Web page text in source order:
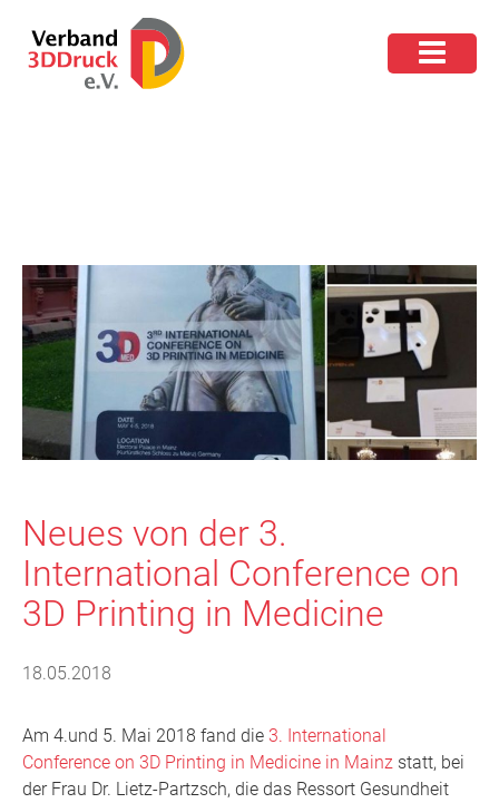
Neues von der 3.
International Conference on
3D Printing in Medicine
18.05.2018
Am 4.und 5. Mai 2018 fand die 3. International
Conference on 3D Printing in Medicine in Mainz statt, bei
der Frau Dr. Lietz-Partzsch, die das Ressort Gesundheit